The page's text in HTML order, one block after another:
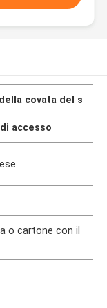
covata del s
accesso
o cartone con il